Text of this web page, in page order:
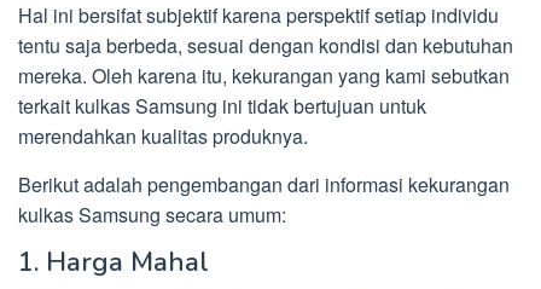
Hal ini bersifat subjektif karena perspektif setiap individu
tentu saja berbeda, sesuai dengan kondisi dan kebutuhan
mereka. Oleh karena itu, kekurangan yang kami sebutkan
terkait kulkas Samsung ini tidak bertujuan untuk
merendahkan kualitas produknya.
Berikut adalah pengembangan dari informasi kekurangan
kulkas Samsung secara umum:
1. Harga Mahal